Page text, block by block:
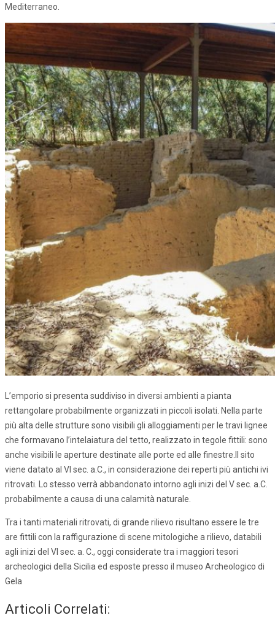
Mediterraneo.
L’emporio si presenta suddiviso in diversi ambienti a pianta
rettangolare probabilmente organizzati in piccoli isolati. Nella parte
più alta delle strutture sono visibili gli alloggiamenti per le travi lignee
che formavano l’intelaiatura del tetto, realizzato in tegole fittili: sono
anche visibili le aperture destinate alle porte ed alle finestre.Il sito
viene datato al VI sec. a.C., in considerazione dei reperti più antichi ivi
ritrovati. Lo stesso verrà abbandonato intorno agli inizi del V sec. a.C.
probabilmente a causa di una calamità naturale.
Tra i tanti materiali ritrovati, di grande rilievo risultano essere le tre
are fittili con la raffigurazione di scene mitologiche a rilievo, databili
agli inizi del VI sec. a. C., oggi considerate tra i maggiori tesori
archeologici della Sicilia ed esposte presso il museo Archeologico di
Gela
Articoli Correlati: